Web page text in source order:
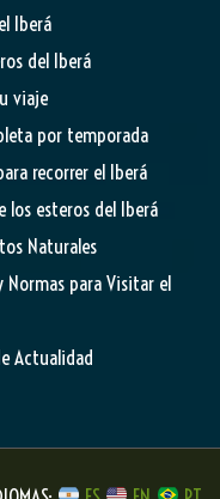
Iberá
del Iberá
viaje
por temporada
recorrer el Iberá
los esteros del Iberá
Naturales
Normas para Visitar el
Actualidad